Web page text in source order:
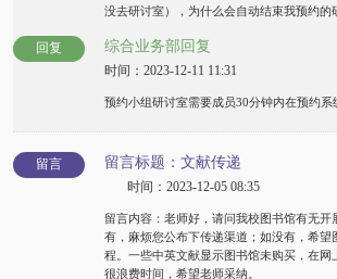
没去研讨室），为什么会自动结束我预约的
回复 综合业务部回复
时间：2023-12-11 11:31
预约小组研讨室需要成员30分钟内在预约系
留言 留言标题：文献传递
时间：2023-12-05 08:35
留言内容：老师好，请问我校图书馆有无开
有，麻烦您公布下传递渠道；如没有，希望
程。一些中英文献显示图书馆未购买，在网
很浪费时间，希望老师采纳。